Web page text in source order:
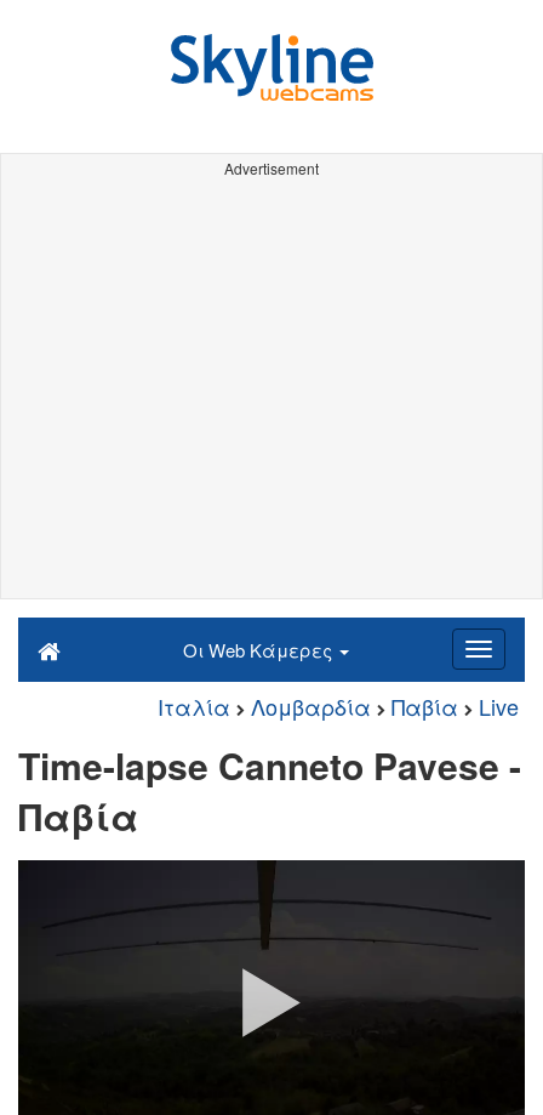
Advertisement
Οι Web Κάμερες
Ιταλία Λομβαρδία Παβία Live
Time-lapse Canneto Pavese -
Παβία